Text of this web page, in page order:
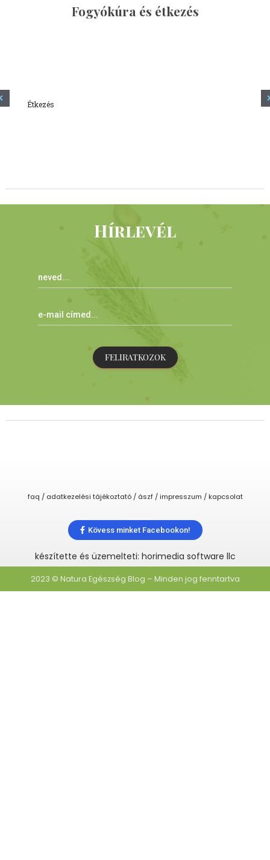
Fogyókúra és étkezés
Étkezés
Hírlevél
FELIRATKOZOK
faq / adatkezelési tájékoztató / ászf / impresszum / kapcsolat
Kövess minket Facebookon!
készítette és üzemelteti: horimedia software llc
2023 © Natura Egészség Blog – Minden jog fenntartva